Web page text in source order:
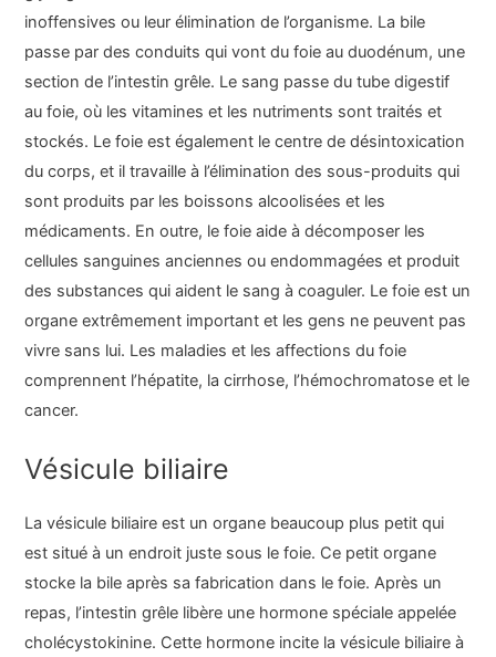
inoffensives ou leur élimination de l’organisme. La bile
passe par des conduits qui vont du foie au duodénum, une
section de l’intestin grêle. Le sang passe du tube digestif
au foie, où les vitamines et les nutriments sont traités et
stockés. Le foie est également le centre de désintoxication
du corps, et il travaille à l’élimination des sous-produits qui
sont produits par les boissons alcoolisées et les
médicaments. En outre, le foie aide à décomposer les
cellules sanguines anciennes ou endommagées et produit
des substances qui aident le sang à coaguler. Le foie est un
organe extrêmement important et les gens ne peuvent pas
vivre sans lui. Les maladies et les affections du foie
comprennent l’hépatite, la cirrhose, l’hémochromatose et le
cancer.
Vésicule biliaire
La vésicule biliaire est un organe beaucoup plus petit qui
est situé à un endroit juste sous le foie. Ce petit organe
stocke la bile après sa fabrication dans le foie. Après un
repas, l’intestin grêle libère une hormone spéciale appelée
cholécystokinine. Cette hormone incite la vésicule biliaire à